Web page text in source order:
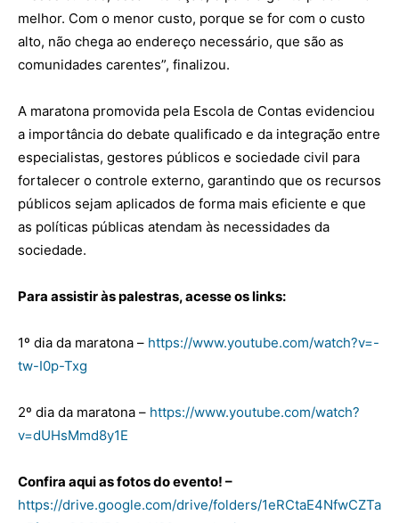
melhor. Com o menor custo, porque se for com o custo
alto, não chega ao endereço necessário, que são as
comunidades carentes”, finalizou.
A maratona promovida pela Escola de Contas evidenciou
a importância do debate qualificado e da integração entre
especialistas, gestores públicos e sociedade civil para
fortalecer o controle externo, garantindo que os recursos
públicos sejam aplicados de forma mais eficiente e que
as políticas públicas atendam às necessidades da
sociedade.
Para assistir às palestras, acesse os links:
1º dia da maratona – https://www.youtube.com/watch?v=-
tw-I0p-Txg
2º dia da maratona – https://www.youtube.com/watch?
v=dUHsMmd8y1E
Confira aqui as fotos do evento! –
https://drive.google.com/drive/folders/1eRCtaE4NfwCZTa